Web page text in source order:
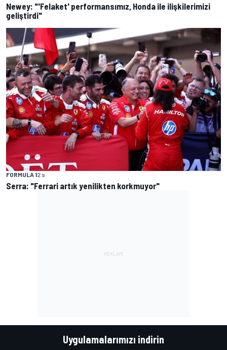
Newey: "'Felaket' performansımız, Honda ile ilişkilerimizi
geliştirdi"
FORMULA 12 s
Serra: "Ferrari artık yenilikten korkmuyor"
Uygulamalarımızı indirin